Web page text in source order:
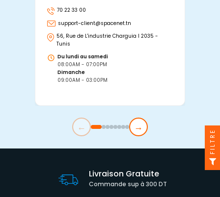
70 22 33 00
support-client@spacenet.tn
56, Rue de L'industrie Charguia I 2035 -
Tunis
Du lundi au samedi
08:00AM - 07:00PM
Dimanche
09:00AM - 03:00PM
← →
Livraison Gratuite
Commande sup à 300 DT
FILTRE